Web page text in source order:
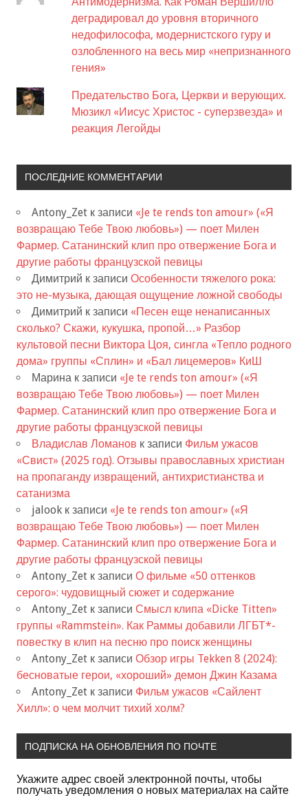
деградировал до уровня вторичного
недофилософа, модернистского гуру и
озлобленного на весь мир «непризнанного
гения»
Предательство Бога, Церкви и верующих.
Мюзикл «Иисус Христос - суперзвезда» и
реакция Легойды
ПОСЛЕДНИЕ КОММЕНТАРИИ
Antony_Zet к записи «Je te rends ton amour» («Я
возвращаю Тебе Твою любовь») — поет Милен
Фармер. Сатанинский клип про отвержение Бога и
другие работы французской певицы
Димитрий к записи Особенности тяжелого рока:
это не-музыка, дающая ощущение ложной свободы
Димитрий к записи «Песен еще ненаписанных
сколько? Скажи, кукушка, пропой…» Разбор
культовой песни Виктора Цоя, сингла «Тепло родного
дома» группы «Сплин» и «Бал лицемеров» КиШ
Марина к записи «Je te rends ton amour» («Я
возвращаю Тебе Твою любовь») — поет Милен
Фармер. Сатанинский клип про отвержение Бога и
другие работы французской певицы
Владислав Ломанов к записи Фильм ужасов
«Свист» (2025 год). Отзывы православных христиан
на пропаганду извращений, антихристианства и
сатанизма
jalook к записи «Je te rends ton amour» («Я
возвращаю Тебе Твою любовь») — поет Милен
Фармер. Сатанинский клип про отвержение Бога и
другие работы французской певицы
Antony_Zet к записи О фильме «50 оттенков
серого»: чудовищный сюжет и содержание
Antony_Zet к записи Смысл клипа «Dicke Titten»
группы «Rammstein». Как Раммы добавили ЛГБТ*-
повестку в клип на песню про поиск женщины
Antony_Zet к записи Обзор игры Tekken 8 (2024):
бесноватые герои, «хороший» демон Джин Казама
Antony_Zet к записи Фильм ужасов «Сайлент
Хилл»: о чем молчит тихий холм?
ПОДПИСКА НА ОБНОВЛЕНИЯ ПО ПОЧТЕ
Укажите адрес своей электронной почты, чтобы
получать уведомления о новых материалах на сайте